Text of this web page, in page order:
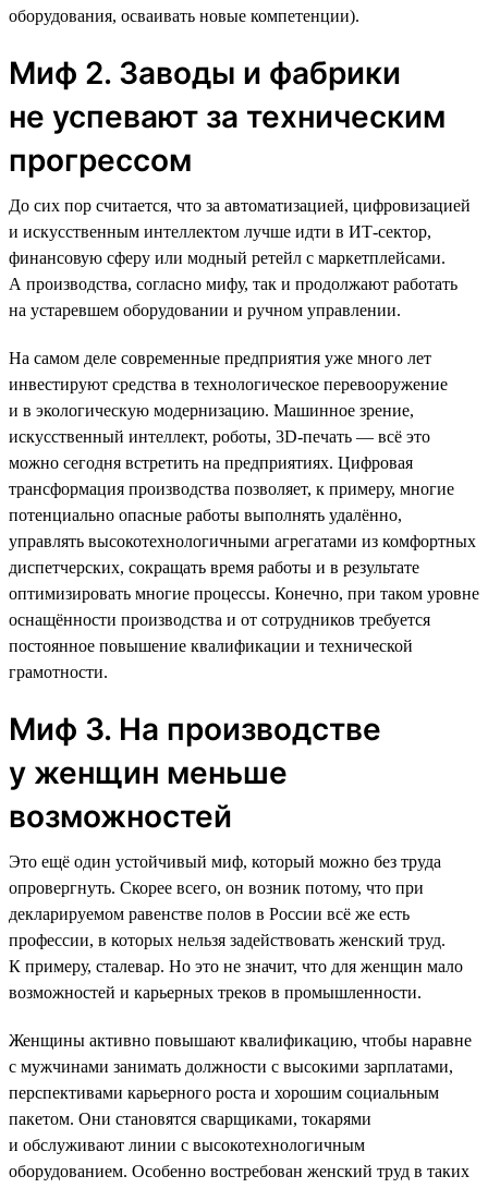
оборудования, осваивать новые компетенции).
Миф 2. Заводы и фабрики
не успевают за техническим
прогрессом
До сих пор считается, что за автоматизацией, цифровизацией
и искусственным интеллектом лучше идти в ИТ-сектор,
финансовую сферу или модный ретейл с маркетплейсами.
А производства, согласно мифу, так и продолжают работать
на устаревшем оборудовании и ручном управлении.
На самом деле современные предприятия уже много лет
инвестируют средства в технологическое перевооружение
и в экологическую модернизацию. Машинное зрение,
искусственный интеллект, роботы, 3D-печать — всё это
можно сегодня встретить на предприятиях. Цифровая
трансформация производства позволяет, к примеру, многие
потенциально опасные работы выполнять удалённо,
управлять высокотехнологичными агрегатами из комфортных
диспетчерских, сокращать время работы и в результате
оптимизировать многие процессы. Конечно, при таком уровне
оснащённости производства и от сотрудников требуется
постоянное повышение квалификации и технической
грамотности.
Миф 3. На производстве
у женщин меньше
возможностей
Это ещё один устойчивый миф, который можно без труда
опровергнуть. Скорее всего, он возник потому, что при
декларируемом равенстве полов в России всё же есть
профессии, в которых нельзя задействовать женский труд.
К примеру, сталевар. Но это не значит, что для женщин мало
возможностей и карьерных треков в промышленности.
Женщины активно повышают квалификацию, чтобы наравне
с мужчинами занимать должности с высокими зарплатами,
перспективами карьерного роста и хорошим социальным
пакетом. Они становятся сварщиками, токарями
и обслуживают линии с высокотехнологичным
оборудованием. Особенно востребован женский труд в таких